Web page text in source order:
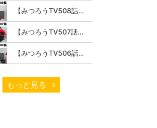
【みつろうTV508話】さとうみつろう『サトレル男塾』編④「“毎日”が変わります。楽しく」
【みつろうTV507話】さとうみつろう『サトレル男塾』編③「快楽は“自分のカラダの内側”にしかない」
【みつろうTV506話】さとうみつろう『サトレル男塾』編②「不思議な棒をお尻に…」
もっと見る